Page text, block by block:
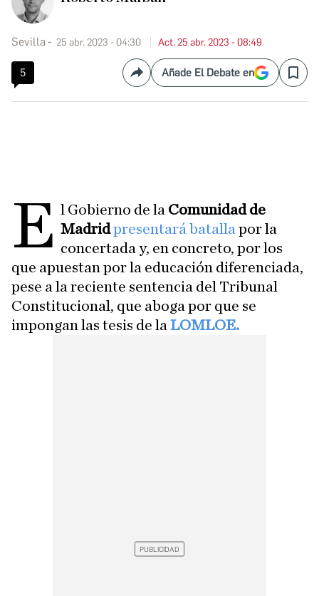
Sevilla 25 abr. 2023 - 04:30 Act. 25 abr. 2023 - 08:49
5 CompartirAñade El Debate en Save
E l Gobierno de la Comunidad de
Madridpresentará batalla por la
concertada y, en concreto, por los
que apuestan por la educación diferenciada,
pese a la reciente sentencia del Tribunal
Constitucional, que aboga por que se
impongan las tesis de la LOMLOE.